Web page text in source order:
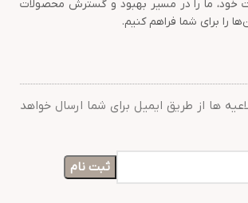
خود، ما را در مسیر بهبود و گسترش محصولات
را برای شما فراهم کنیم.
ها از طریق ایمیل برای شما ارسال خواهد